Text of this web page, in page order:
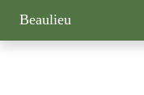
Beaulieu